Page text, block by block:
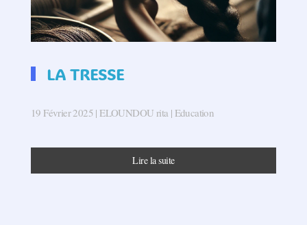
LA TRESSE
19 Février 2025 | ELOUNDOU rita | Education
Lire la suite